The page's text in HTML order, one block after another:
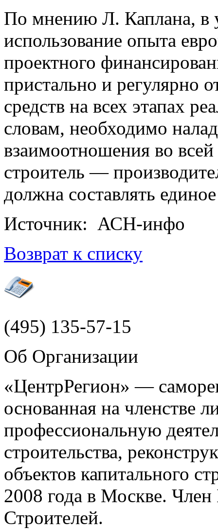
По мнению Л. Каплана, в
использование опыта
проектного
пристально и регулярно
средств на всех этапах
словам, необходимо
взаимоотношения во
строитель —
должна составлять
Источник: АСН-инфо
Возврат к списку
(495) 135-57-15
Об Организации
«ЦентрРегион» —
основанная на членстве
профессиональную
строительства,
объектов капитального
2008 года в Москве.
Строителей.